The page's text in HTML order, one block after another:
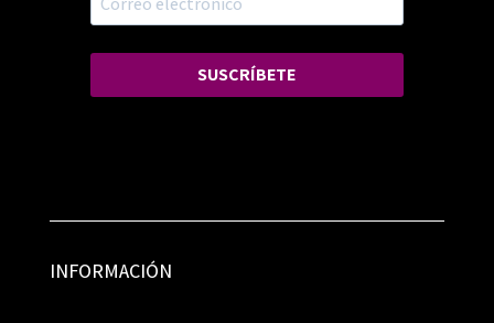
SUSCRÍBETE
INFORMACIÓN